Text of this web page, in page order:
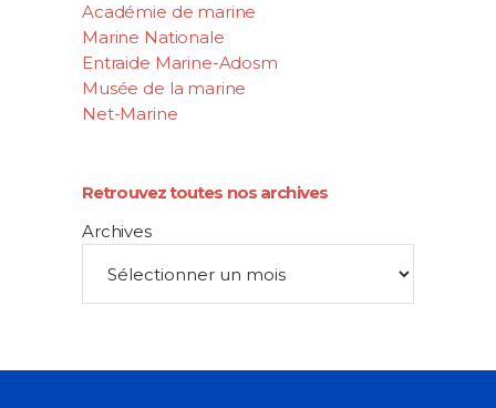
Académie de marine
Marine Nationale
Entraide Marine-Adosm
Musée de la marine
Net-Marine
Retrouvez toutes nos archives
Archives